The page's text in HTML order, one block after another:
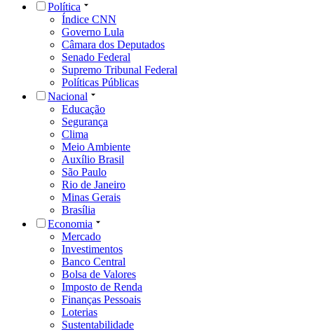
Política
Índice CNN
Governo Lula
Câmara dos Deputados
Senado Federal
Supremo Tribunal Federal
Políticas Públicas
Nacional
Educação
Segurança
Clima
Meio Ambiente
Auxílio Brasil
São Paulo
Rio de Janeiro
Minas Gerais
Brasília
Economia
Mercado
Investimentos
Banco Central
Bolsa de Valores
Imposto de Renda
Finanças Pessoais
Loterias
Sustentabilidade